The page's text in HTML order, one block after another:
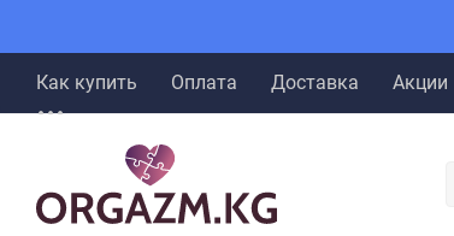
Как купить Оплата Доставка Акции